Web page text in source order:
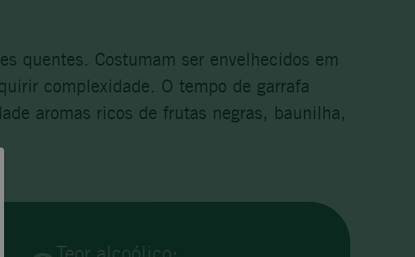
quentes. Costumam ser envelhecidos em
complexidade. O tempo de garrafa
aromas ricos de frutas negras, baunilha,